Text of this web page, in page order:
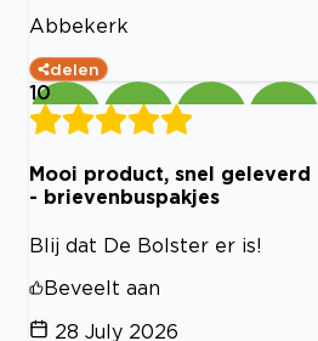
Abbekerk
delen
10
Mooi product, snel
- brievenbuspakjes
Blij dat De Bolster er is!
Beveelt aan
28 July 2026